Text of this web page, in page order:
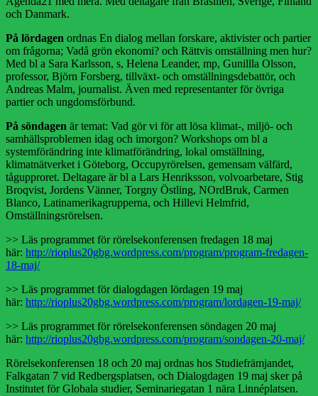
och Danmark.
På lördagen ordnas En dialog mellan forskare, aktivister och partier
om frågorna; Vadå grön ekonomi? och Rättvis omställning men hur?
Med bl a Sara Karlsson, s, Helena Leander, mp, Gunillla Olsson,
professor, Björn Forsberg, tillväxt- och omställningsdebattör, och
Andreas Malm, journalist. Även med representanter för övriga
partier och ungdomsförbund.
På söndagen är temat: Vad gör vi för att lösa klimat-, miljö- och
samhällsproblemen idag och imorgon? Workshops om bl a
systemförändring inte klimatförändring, lokal omställning,
klimatnätverket i Göteborg, Occupyrörelsen, gemensam välfärd,
tågupproret. Deltagare är bl a Lars Henriksson, volvoarbetare, Stig
Broqvist, Jordens Vänner, Torgny Östling, NOrdBruk, Carmen
Blanco, Latinamerikagrupperna, och Hillevi Helmfrid,
Omställningsrörelsen.
>> Läs programmet för rörelsekonferensen fredagen 18 maj
här: http://rioplus20gbg.wordpress.com/program/program-fredagen-
18-maj/
>> Läs programmet för dialogdagen lördagen 19 maj
här: http://rioplus20gbg.wordpress.com/program/lordagen-19-maj/
>> Läs programmet för rörelsekonferensen söndagen 20 maj
här: http://rioplus20gbg.wordpress.com/program/sondagen-20-maj/
Rörelsekonferensen 18 och 20 maj ordnas hos Studiefrämjandet,
Falkgatan 7 vid Redbergsplatsen, och Dialogdagen 19 maj sker på
Institutet för Globala studier, Seminariegatan 1 nära Linnéplatsen.